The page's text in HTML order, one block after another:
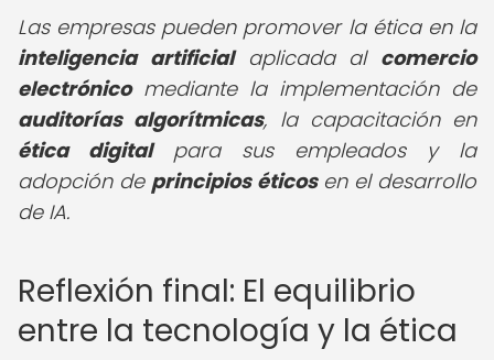
Las empresas pueden promover la ética en la
inteligencia artificialaplicada al comercio
electrónicomediante la implementación de
auditorías algorítmicas, la capacitación en
ética digitalpara sus empleados y la
adopción de principios éticosen el desarrollo
de IA.
Reflexión final: El equilibrio
entre la tecnología y la ética